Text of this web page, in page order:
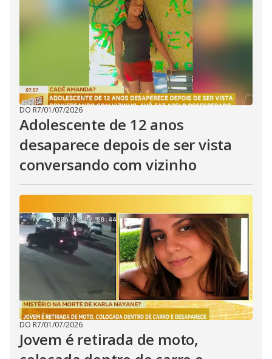
DO R7/01/07/2026
Adolescente de 12 anos
desaparece depois de ser vista
conversando com vizinho
DO R7/01/07/2026
Jovem é retirada de moto,